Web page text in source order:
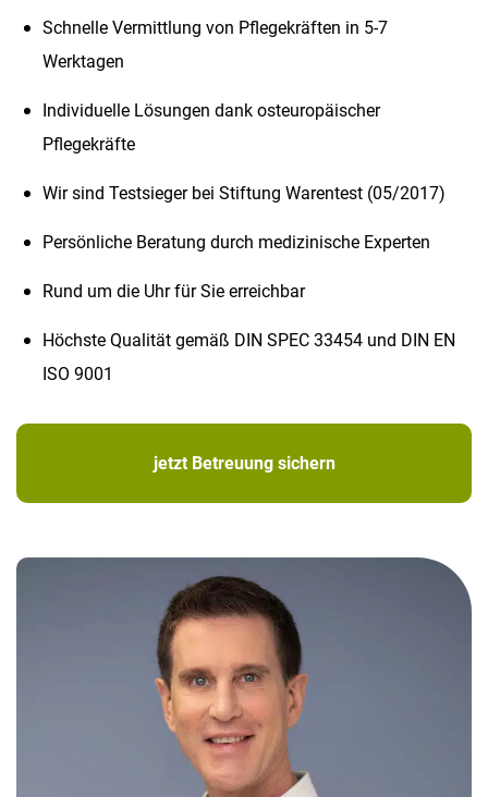
Schnelle Vermittlung von Pflegekräften in 5-7
Werktagen
Individuelle Lösungen dank osteuropäischer
Pflegekräfte
Wir sind Testsieger bei Stiftung Warentest (05/2017)
Persönliche Beratung durch medizinische Experten
Rund um die Uhr für Sie erreichbar
Höchste Qualität gemäß DIN SPEC 33454 und DIN EN
ISO 9001
jetzt Betreuung sichern